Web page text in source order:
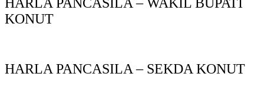
HARLA PANCASILA – WAKIL BUPATI
KONUT
HARLA PANCASILA – SEKDA KONUT